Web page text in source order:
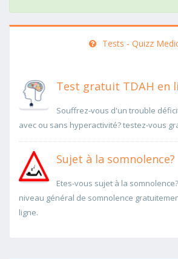
Tests - Quizz
Test gratuit TDAH en
Souffrez-vous d'un trouble
avec ou sans hyperactivité? testez-vous
Sujet à la somnolence?
Etes-vous sujet à la
niveau général de somnolence
ligne.